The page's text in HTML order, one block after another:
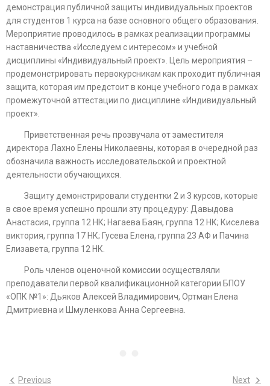
демонстрация публичной защиты индивидуальных проектов
для студентов 1 курса на базе основного общего образования.
Мероприятие проводилось в рамках реализации программы
наставничества «Исследуем с интересом» и учебной
дисциплины «Индивидуальный проект». Цель мероприятия –
продемонстрировать первокурсникам как проходит публичная
защита, которая им предстоит в конце учебного года в рамках
промежуточной аттестации по дисциплине «Индивидуальный
проект».
Приветственная речь прозвучала от заместителя
директора Лахно Елены Николаевны, которая в очередной раз
обозначила важность исследовательской и проектной
деятельности обучающихся.
Защиту демонстрировали студентки 2 и 3 курсов, которые
в свое время успешно прошли эту процедуру: Давыдова
Анастасия, группа 12 НК; Нагаева Баян, группа 12 НК; Киселева
виктория, группа 17 НК; Гусева Елена, группа 23 АФ и Пачина
Елизавета, группа 12 НК.
Роль членов оценочной комиссии осуществляли
преподаватели первой квалификационной категории БПОУ
«ОПК №1»: Дьяков Алексей Владимирович, Ортман Елена
Дмитриевна и Шмуленкова Анна Сергеевна.
Previous
Next